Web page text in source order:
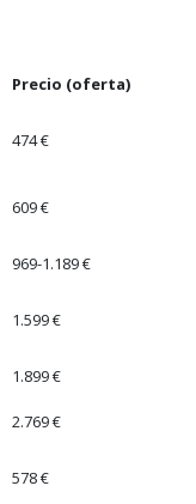
Precio (oferta)
474 €
609 €
969-1.189 €
1.599 €
1.899 €
2.769 €
578 €